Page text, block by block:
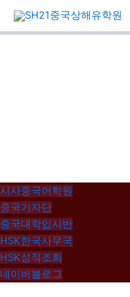
시사중국어학원
중국기자단
중국대학입시반
HSK한국사무국
HSK성적조회
네이버블로그